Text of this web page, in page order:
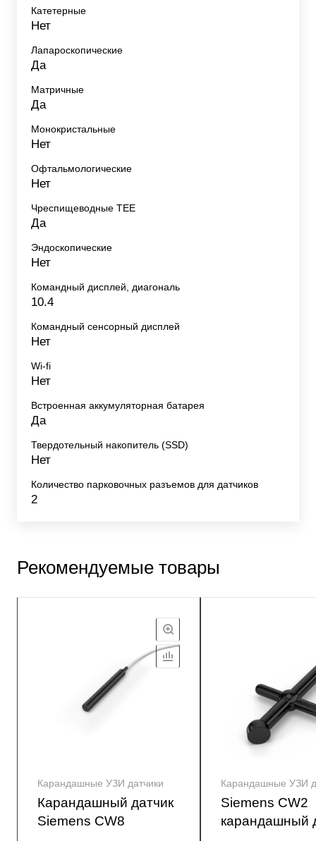
Катетерные
Нет
Лапароскопические
Да
Матричные
Да
Монокристальные
Нет
Офтальмологические
Нет
Чреспищеводные TEE
Да
Эндоскопические
Нет
Командный дисплей, диагональ
10.4
Командный сенсорный дисплей
Нет
Wi-fi
Нет
Встроенная аккумуляторная батарея
Да
Твердотельный накопитель (SSD)
Нет
Количество парковочных разъемов для датчиков
2
Рекомендуемые товары
Карандашные УЗИ датчики
Карандашный датчик
Siemens CW8
Карандашные УЗИ
Siemens CW2
карандашный